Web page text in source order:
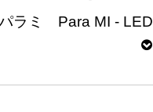
ラミ Para MI - LED